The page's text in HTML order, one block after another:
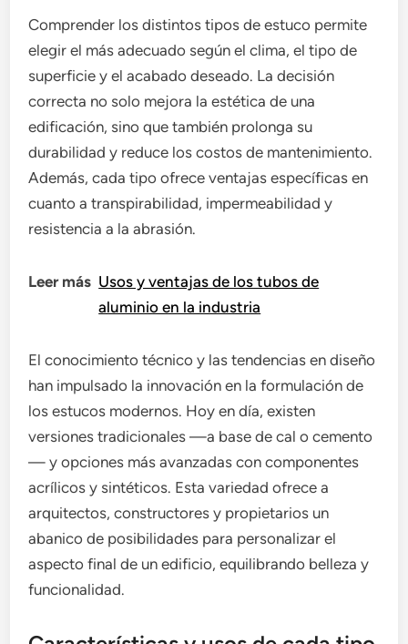
Comprender los distintos tipos de estuco permite
elegir el más adecuado según el clima, el tipo de
superficie y el acabado deseado. La decisión
correcta no solo mejora la estética de una
edificación, sino que también prolonga su
durabilidad y reduce los costos de mantenimiento.
Además, cada tipo ofrece ventajas específicas en
cuanto a transpirabilidad, impermeabilidad y
resistencia a la abrasión.
Leer más Usos y ventajas de los tubos de
aluminio en la industria
El conocimiento técnico y las tendencias en diseño
han impulsado la innovación en la formulación de
los estucos modernos. Hoy en día, existen
versiones tradicionales —a base de cal o cemento
— y opciones más avanzadas con componentes
acrílicos y sintéticos. Esta variedad ofrece a
arquitectos, constructores y propietarios un
abanico de posibilidades para personalizar el
aspecto final de un edificio, equilibrando belleza y
funcionalidad.